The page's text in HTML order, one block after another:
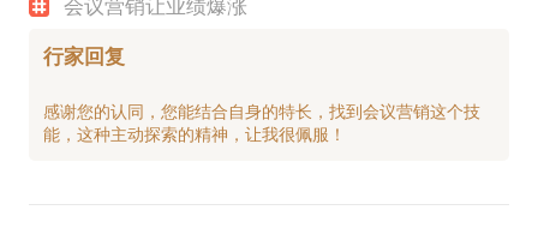
会议营销让业绩爆涨
行家回复
感谢您的认同，您能结合自身的特长，找到会议营销这个技